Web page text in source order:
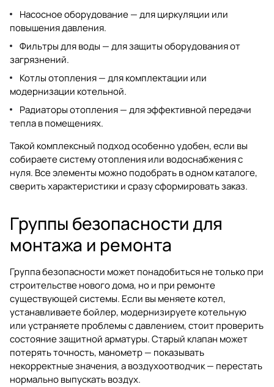
Насосное оборудование— для циркуляции или
повышения давления.
Фильтры для воды — для защиты оборудования от
загрязнений.
Котлы отопления— для комплектации или
модернизации котельной.
Радиаторы отопления— для эффективной передачи
тепла в помещениях.
Такой комплексный подход особенно удобен, если вы
собираете систему отопления или водоснабжения с
нуля. Все элементы можно подобрать в одном каталоге,
сверить характеристики и сразу сформировать заказ.
Группы безопасности для
монтажа и ремонта
Группа безопасности может понадобиться не только при
строительстве нового дома, но и при ремонте
существующей системы. Если вы меняете котел,
устанавливаете бойлер, модернизируете котельную
или устраняете проблемы с давлением, стоит проверить
состояние защитной арматуры. Старый клапан может
потерять точность, манометр — показывать
некорректные значения, а воздухоотводчик — перестать
нормально выпускать воздух.